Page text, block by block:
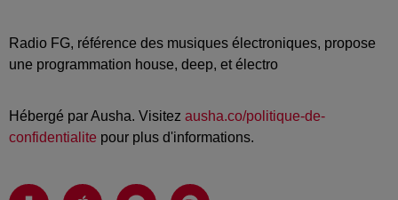
Radio FG, référence des musiques électroniques, propose
une programmation house, deep, et électro
Hébergé par Ausha. Visitez ausha.co/politique-de-
confidentialite pour plus d'informations.